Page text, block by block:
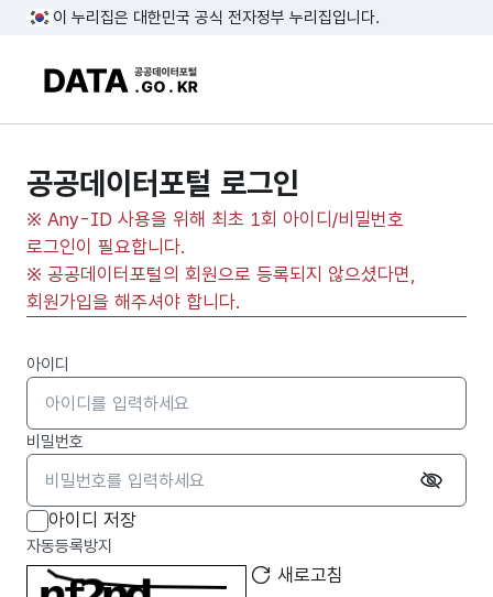
이 누리집은 대한민국 공식 전자정부 누리집입니다.
DATA.GO.KR 공공데이터포털
공공데이터포털 로그인
※ Any-ID 사용을 위해 최초 1회 아이디/비밀번호
로그인이 필요합니다.
※ 공공데이터포털의 회원으로 등록되지 않으셨다면,
회원가입을 해주셔야 합니다.
아이디
비밀번호
입력한
아이디 저장
자동등록방지
새로고침